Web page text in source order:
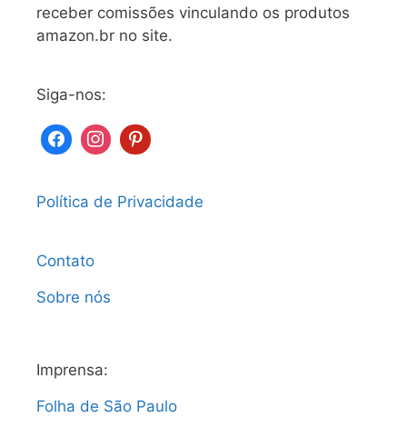
receber comissões vinculando os produtos
amazon.br no site.
Siga-nos:
Política de Privacidade
Contato
Sobre nós
Imprensa:
Folha de São Paulo